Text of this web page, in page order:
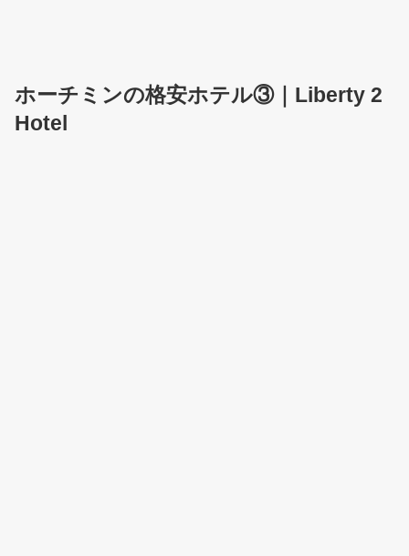
ホーチミンの格安ホテル③｜Liberty 2
Hotel